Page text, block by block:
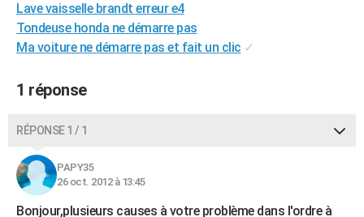
Destinations
City break
Voyage nature
Voyage de noces
Forum
Climat
+PHOTO
GUIDES D'ACHAT
BONS PLANS
Dictionnaire
Biographies
Citations
Expressions
Proverbes
PROGRAMME TV
COPAINS D'AVANT
Lave vaisselle brandt erreur e4
Tondeuse honda ne démarre pas
Ma voiture ne démarre pas et fait un clic ✓
1 réponse
RÉPONSE 1 / 1
PAPY35
26 oct. 2012 à 13:45
Bonjour,plusieurs causes à votre problème dans l'ordre à